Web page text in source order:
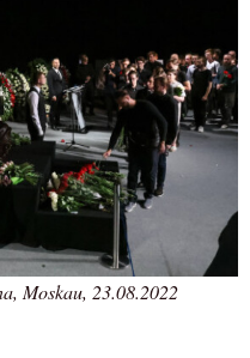
Moskau, 23.08.2022